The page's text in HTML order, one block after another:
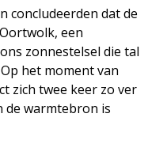
concludeerden dat de
een
zonnestelsel die tal
het moment van
zich twee keer zo ver
de warmtebron is